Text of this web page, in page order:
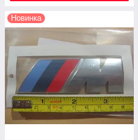
Новинка